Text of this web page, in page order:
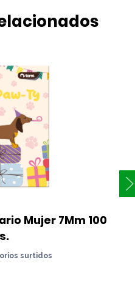
Mujer 7Mm 100
surtidos